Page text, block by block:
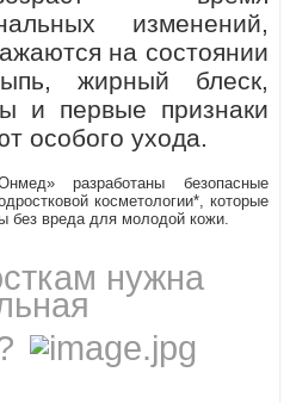
изменений,
на состоянии
жирный блеск,
и первые признаки
особого ухода.
разработаны безопасные
косметологии*, которые
без вреда для молодой кожи.
нужна